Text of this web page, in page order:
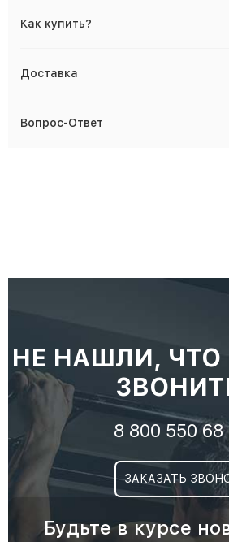
Как купить?
Доставка
Вопрос-Ответ
НЕ НАШЛИ, ЧТО
8 800 550 68
ЗАКАЗАТЬ
Будьте в курсе